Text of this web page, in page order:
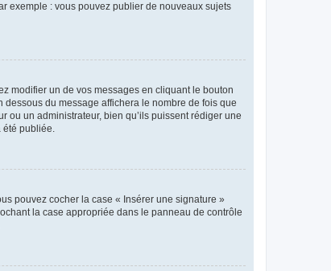
exemple : vous pouvez publier de nouveaux sujets
modifier un de vos messages en cliquant le bouton
du message affichera le nombre de fois que
ou un administrateur, bien qu’ils puissent rédiger une
été publiée.
pouvez cocher la case « Insérer une signature »
la case appropriée dans le panneau de contrôle